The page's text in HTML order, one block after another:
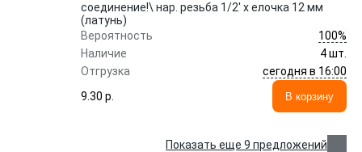
соединение!\ нар. резьба 1/2' х елочка 12 мм
(латунь)
Вероятность
100%
Наличие
4 шт.
Отгрузка
сегодня в 16:00
9.30 p.
В корзину
Показать еще 9 предложений